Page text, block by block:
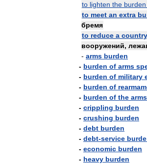
to lighten the burden
to meet an extra
бремя
to reduce a country
вооружений,
- arms burden
- burden of arms
- burden of military
- burden of
- burden of the arms
- crippling burden
- crushing burden
- debt burden
- debt-service
- economic burden
- heavy burden